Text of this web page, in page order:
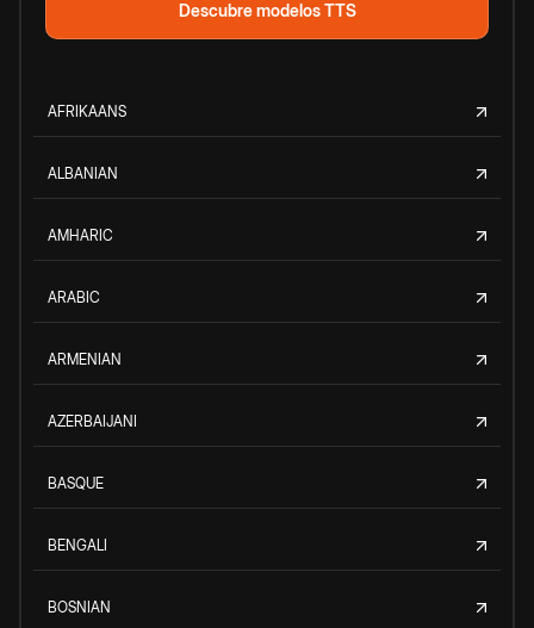
Descubre modelos TTS
AFRIKAANS
ALBANIAN
AMHARIC
ARABIC
ARMENIAN
AZERBAIJANI
BASQUE
BENGALI
BOSNIAN